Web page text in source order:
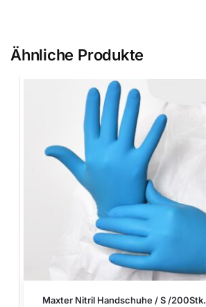
Ähnliche Produkte
Maxter Nitril Handschuhe / S /200Stk.